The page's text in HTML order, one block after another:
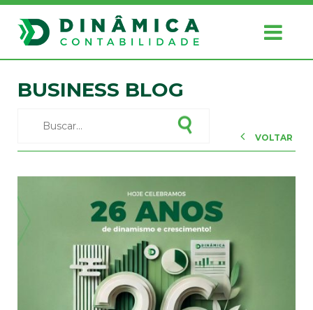
BUSINESS BLOG
VOLTAR